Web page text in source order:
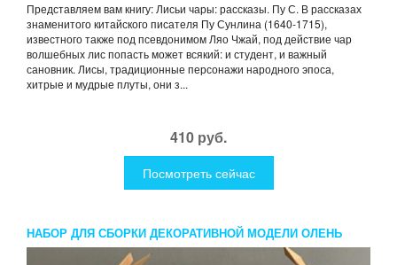
Представляем вам книгу: Лисьи чары: рассказы. Пу С. В рассказах
знаменитого китайского писателя Пу Сунлина (1640-1715),
известного также под псевдонимом Ляо Чжай, под действие чар
волшебных лис попасть может всякий: и студент, и важный
сановник. Лисы, традиционные персонажи народного эпоса,
хитрые и мудрые плуты, они з...
410 руб.
Посмотреть сейчас
НАБОР ДЛЯ СБОРКИ ДЕКОРАТИВНОЙ МОДЕЛИ ОЛЕНЬ